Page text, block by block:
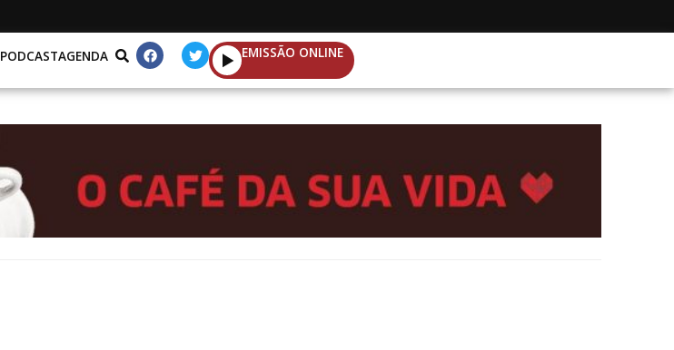
PODCASTAGENDA EMISSÃO ONLINE